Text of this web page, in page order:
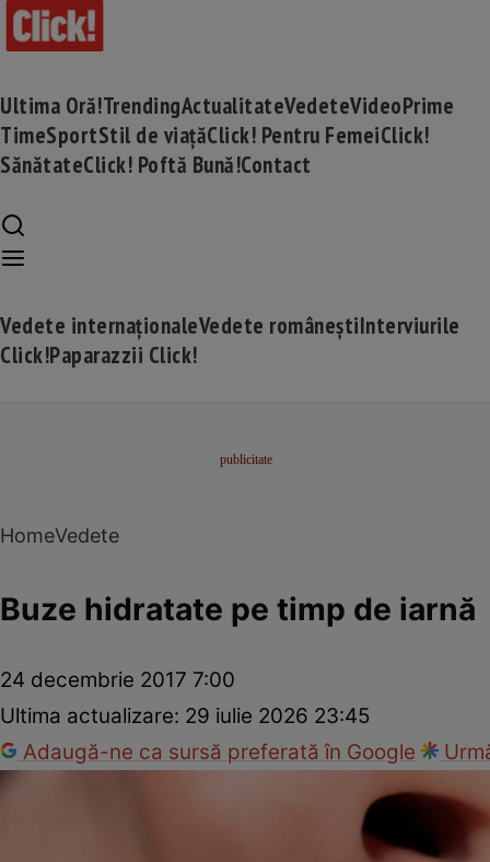
Ultima Oră!TrendingActualitateVedeteVideoPrime
TimeSportStil de viațăClick! Pentru FemeiClick!
SănătateClick! Poftă Bună!Contact
Vedete internaționaleVedete româneștiInterviurile
Click!Paparazzii Click!
HomeVedete
Buze hidratate pe timp de iarnă
24 decembrie 2017 7:00
Ultima actualizare: 29 iulie 2026 23:45
Adaugă-ne ca sursă preferată în Google